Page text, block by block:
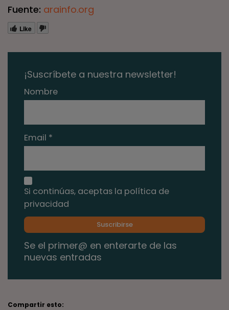
Fuente: arainfo.org
Like
¡Suscríbete a nuestra newsletter!
Nombre
Email *
Si continúas, aceptas la política de
privacidad
Se el primer@ en enterarte de las
nuevas entradas
Compartir esto: